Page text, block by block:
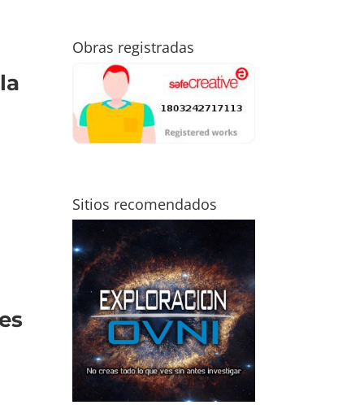
Obras registradas
Sitios recomendados